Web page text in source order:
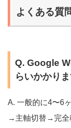
よくある質
Q. Google
らいかかり
A. 一般的に4〜6
→主軸切替→完全